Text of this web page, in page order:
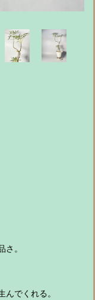
。
でくれる。